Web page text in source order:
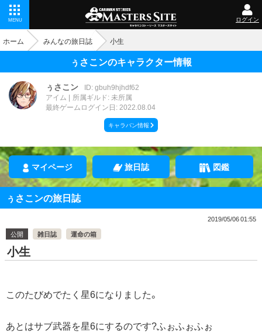
MENU ログイン
ホーム みんなの旅日誌 小生
ぅさこンのキャラクター情報
ぅさこン
ID: gbuh9hjhdf62
アイム
所属ギルド: 未所属
最終ゲームログイン日: 2022.08.04
キャラバン情報
マイページ 旅日誌 図鑑
ぅさこンの旅日誌
2019/05/06 01:55
公開
雑日誌 運命の箱
小生
このたびめでたく星6になりました。
あとはサブ武器を星6にするのです?ふぉふぉふぉ